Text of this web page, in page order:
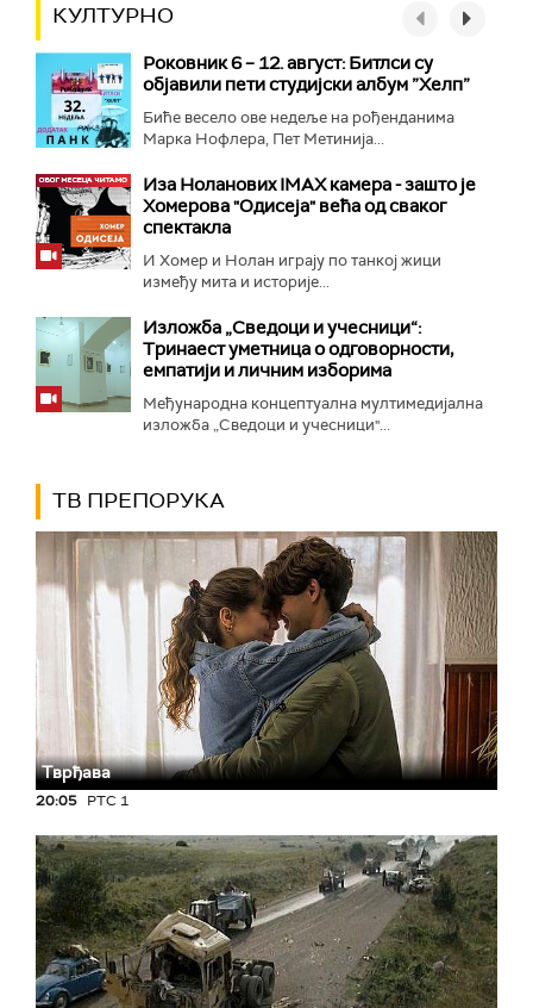
КУЛТУРНО
Роковник 6 – 12. август: Битлси су
објавили пети студијски албум ”Хелп”
Биће весело ове недеље на рођенданима
Марка Нофлера, Пет Метинија...
Иза Ноланових IMAX камера - зашто је
Хомерова "Одисеја" већа од сваког
спектакла
И Хомер и Нолан играју по танкој жици
између мита и историје...
Изложба „Сведоци и учесници“:
Тринаест уметница о одговорности,
емпатији и личним изборима
Међународна концептуална мултимедијална
изложба „Сведоци и учесници"...
ТВ ПРЕПОРУКА
Тврђава
20:05 РТС 1